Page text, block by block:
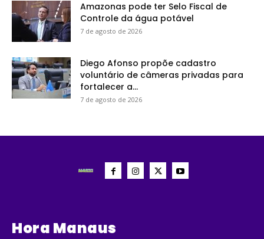
Amazonas pode ter Selo Fiscal de
Controle da água potável
7 de agosto de 2026
Diego Afonso propõe cadastro
voluntário de câmeras privadas para
fortalecer a...
7 de agosto de 2026
Hora Manaus